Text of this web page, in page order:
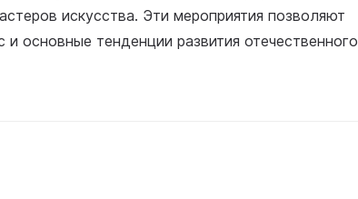
искусства. Эти мероприятия позволяют
основные тенденции развития отечественного